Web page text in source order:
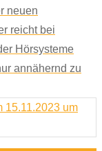
neuen
reicht bei
Hörsysteme
annähernd zu